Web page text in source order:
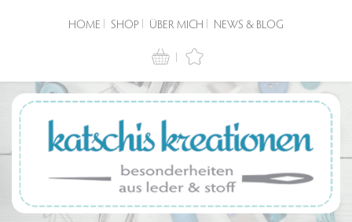
HOME SHOP ÜBER MICH NEWS & BLOG